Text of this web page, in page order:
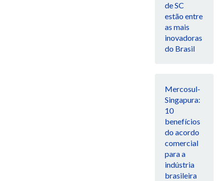
de SC
estão entre
as mais
inovadoras
do Brasil
Mercosul-
Singapura:
10
benefícios
do acordo
comercial
para a
indústria
brasileira